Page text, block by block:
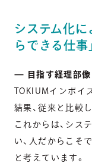
システム化に
らできる仕事
— 目指す経理部像
TOKIUMインボイ
結果、従来と比較
これからは、シス
い、人だからこそ
と考えています。